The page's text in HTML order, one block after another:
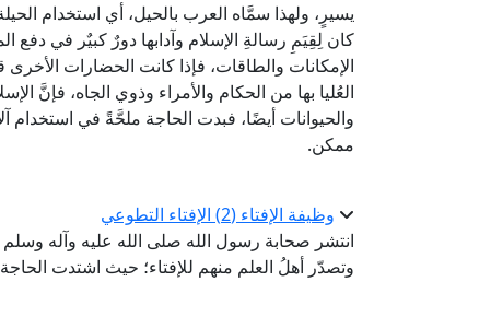
يسيرٍ، ولهذا سمَّاه العرب بالحيل، أي استخدام
كان لِقِيَمِ رسالةِ الإسلام وآدابها دورٌ كبيٌر في دفع
الإمكانات والطاقات، فإذا كانت الحضارات
العُليا بها من الحكام والأمراء وذوي الجاه، فإنَّ
والحيوانات أيضًا، فبدت الحاجة ملحَّةً في استخدام
ممكن.
وظيفة الإفتاء (2) الإفتاء التطوعي
انتشر صحابة رسول الله صلى الله عليه وآله وسلم
وتصدّر أهلُ العلم منهم للإفتاء؛ حيث اشتدت الحاجة